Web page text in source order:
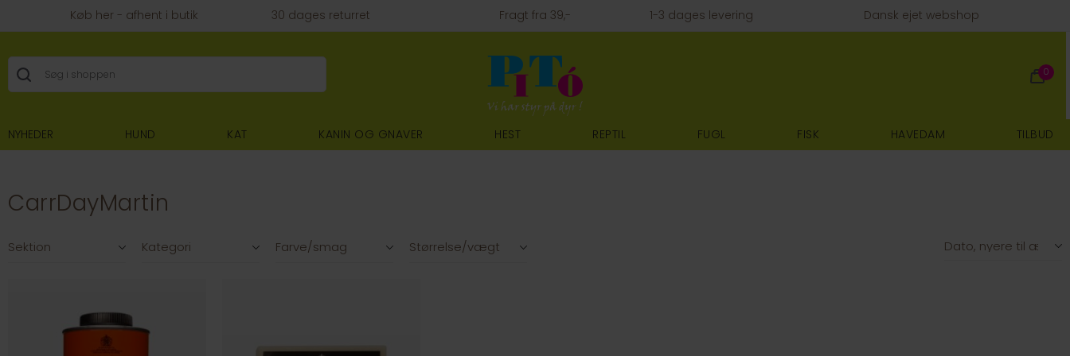
Køb her - afhent i butik 30 dages returret Fragt fra 39,- 1-3 dages levering Dansk ejet webshop
0
NYHEDER HUND KAT KANIN OG GNAVER HEST REPTIL FUGL FISK HAVEDAM TILBUD
CarrDayMartin
Sektion Kategori Farve/smag Størrelse/vægt